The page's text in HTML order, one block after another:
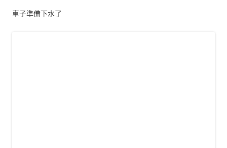
車子準備下水了